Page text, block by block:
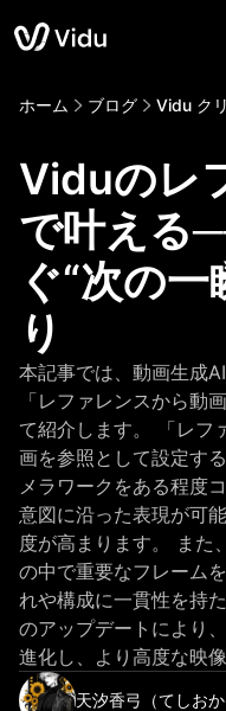
ホーム ブログ
Viduのレ
で叶える
ぐ“次の一
り
本記事では、動画生成
「レファレンスから動
て紹介します。 「レフ
画を参照として設定す
メラワークをある程度
意図に沿った表現が可
度が高まります。 また
の中で重要なフレーム
れや構成に一貫性を持
のアップデートにより
進化し、より高度な映
天汐香弓（てしお